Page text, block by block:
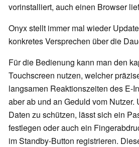
vorinstalliert, auch einen Browser
Onyx stellt immer mal wieder
konkretes Versprechen über die
Für die Bedienung kann man den
Touchscreen nutzen, welcher
langsamen Reaktionszeiten des E-
aber ab und an Geduld vom Nutzer.
Daten zu schützen, lässt sich ein
festlegen oder auch ein
im Standby-Button registrieren.